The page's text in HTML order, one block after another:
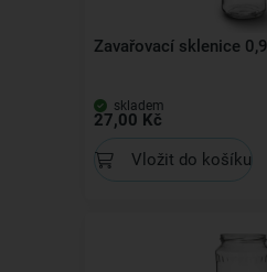
Zavařovací sklenice 0,9 l
skladem
27,00 Kč
Vložit do košíku